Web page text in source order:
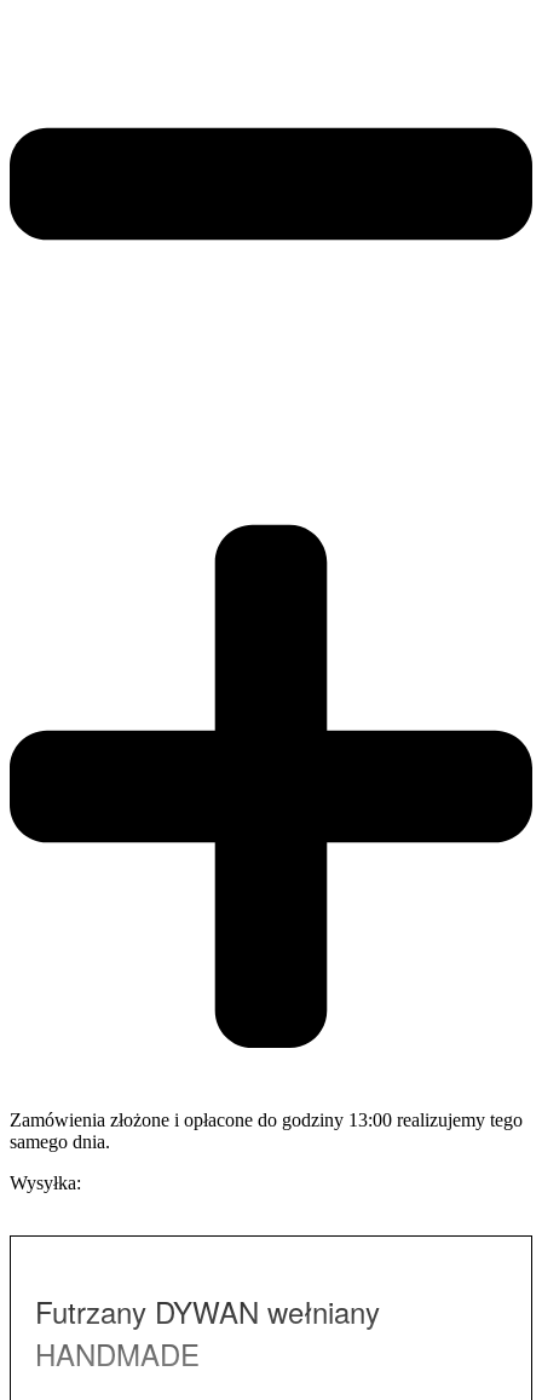
Zamówienia złożone i opłacone do godziny 13:00 realizujemy tego
samego dnia.
Wysyłka:
Futrzany DYWAN wełniany
HANDMADE